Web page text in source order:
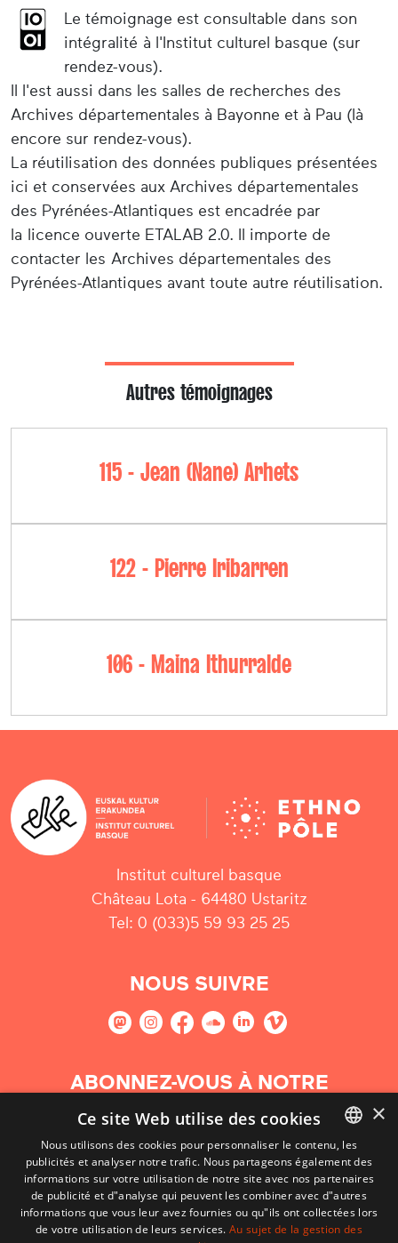
Le témoignage est consultable dans son
intégralité à l'Institut culturel basque (sur
rendez-vous).
Il l'est aussi dans les salles de recherches des
Archives départementales à Bayonne et à Pau (là
encore sur rendez-vous).
La réutilisation des données publiques présentées
ici et conservées aux Archives départementales
des Pyrénées-Atlantiques est encadrée par
la licence ouverte ETALAB 2.0. Il importe de
contacter les Archives départementales des
Pyrénées-Atlantiques avant toute autre réutilisation.
Autres témoignages
115 - Jean (Nane) Arhets
122 - Pierre Iribarren
106 - Maina Ithurralde
Institut culturel basque
Château Lota - 64480 Ustaritz
Tel: 0 (033)5 59 93 25 25
NOUS SUIVRE
ABONNEZ-VOUS À NOTRE
NEWSLETTER
S'abonner
BASQUE
FRENCH
×
Ce site Web utilise des cookies
Nous utilisons des cookies pour personnaliser le contenu, les
publicités et analyser notre trafic. Nous partageons également des
informations sur votre utilisation de notre site avec nos partenaires
de publicité et d"analyse qui peuvent les combiner avec d"autres
informations que vous leur avez fournies ou qu"ils ont collectées lors
de votre utilisation de leurs services.Au sujet de la gestion des